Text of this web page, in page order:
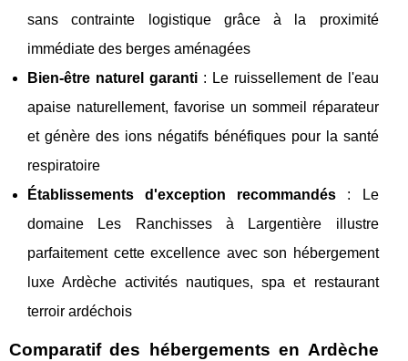
sans contrainte logistique grâce à la proximité
immédiate des berges aménagées
Bien-être naturel garanti: Le ruissellement de l'eau
apaise naturellement, favorise un sommeil réparateur
et génère des ions négatifs bénéfiques pour la santé
respiratoire
Établissements d'exception recommandés : Le
domaine Les Ranchisses à Largentière illustre
parfaitement cette excellence avec son hébergement
luxe Ardèche activités nautiques, spa et restaurant
terroir ardéchois
Comparatif des hébergements en Ardèche